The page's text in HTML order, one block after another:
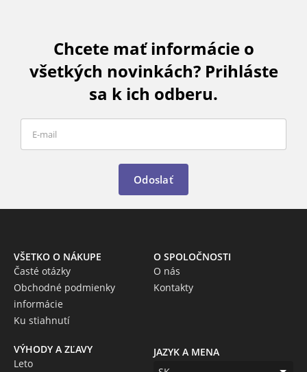
Chcete mať informácie o
všetkých novinkách? Prihláste
sa k ich odberu.
Odoslať
VŠETKO O NÁKUPE
Časté otázky
Obchodné podmienky
informácie
Ku stiahnutí
O SPOLOČNOSTI
O nás
Kontakty
VÝHODY A ZĽAVY
Leto
JAZYK A MENA